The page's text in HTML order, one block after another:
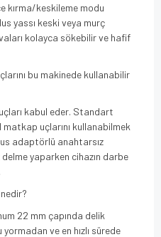
kırma/keskileme modu
yassı keski veya murç
kolayca sökebilir ve hafif
bu makinede kullanabilir
kabul eder. Standart
uçlarını kullanabilmek
adaptörlü anahtarsız
yaparken cihazın darbe
22 mm çapında delik
ve en hızlı sürede